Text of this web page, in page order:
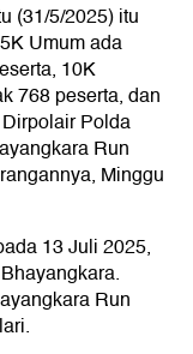
(31/5/2025) itu
Umum ada
10K
768 peserta, dan
Polda
Run
Minggu
13 Juli 2025,
Run